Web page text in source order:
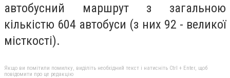
автобусний маршрут з загальною
кількістю 604 автобуси (з них 92 - великої
місткості).
Якщо ви помітили помилку, виділіть необхідний текст і натисніть Ctrl + Enter, щоб
повідомити про це редакцію